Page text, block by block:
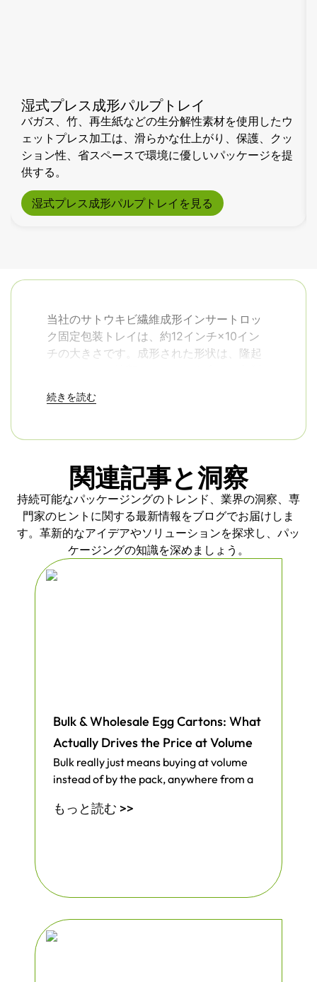
湿式プレス成形パルプトレイ
バガス、竹、再生紙などの生分解性素材を使用したウ
ェットプレス加工は、滑らかな仕上がり、保護、クッ
ション性、省スペースで環境に優しいパッケージを提
供する。
湿式プレス成形パルプトレイを見る
当社のサトウキビ繊維成形インサートロッ
ク固定包装トレイは、約12インチ×10イン
チの大きさです。成形された形状は、隆起
す。各トレイは、加圧下で加熱成形された
より、ニュートラルな褐色と、デリケート
ます。パルプモールド製インサートに切り
替えた後、返品が20%減少した企業もあ
り、2025年のペースの速い市場で競争力を
維持するのに役立っています。
このトレイは保管時にきれいに積み重ねら
に合わせて金型を調整することができま
す。
ために、このインサートスタイルを作りま
トレイは多くの地域でコンポストやリサイ
クルに回すことができるため、廃棄までの
簡単な経路を顧客に示すことで、貴社のブ
続きを読む
関連記事と洞察
持続可能なパッケージングのトレンド、業界の洞察、専
門家のヒントに関する最新情報をブログでお届けしま
す。革新的なアイデアやソリューションを探求し、パッ
ケージングの知識を深めましょう。
Bulk & Wholesale Egg Cartons: What
Actually Drives the Price at Volume
Bulk really just means buying at volume
instead of by the pack, anywhere from a
もっと読む >>